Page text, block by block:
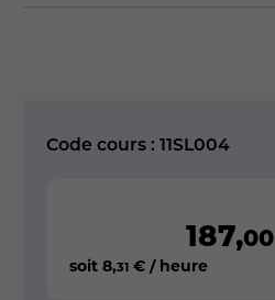
Code cours : 11SL004
187,00
soit 8,31 € / heure